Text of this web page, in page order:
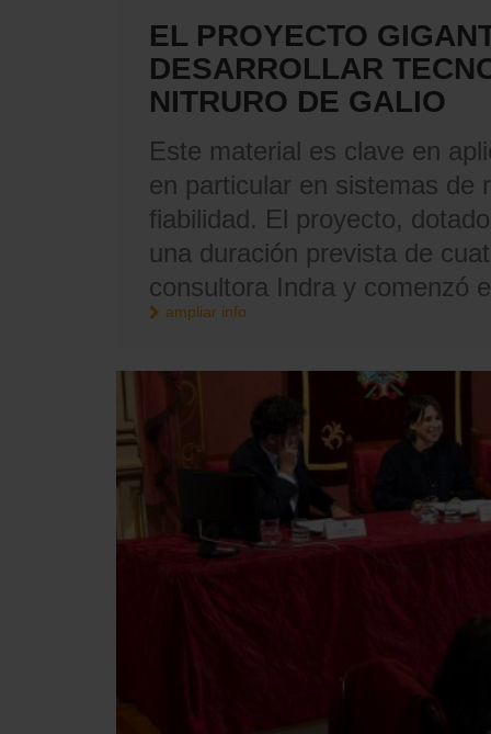
EL PROYECTO
DESARROLLAR
NITRURO DE GALIO
Este material es clave en
en particular en sistemas de
fiabilidad. El proyecto,
una duración prevista de
consultora Indra y comenzó
ampliar info